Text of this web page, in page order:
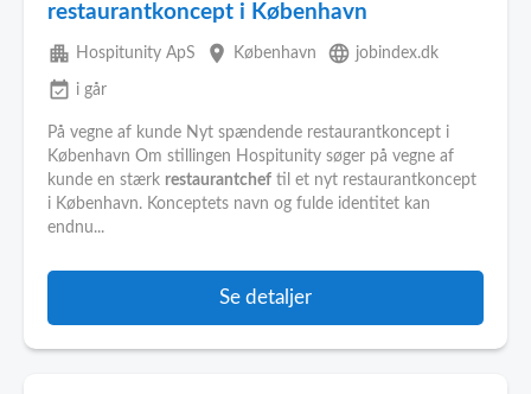
restaurantkoncept i København
apartment Hospitunity ApS place København language jobindex.dk
event_available i går
På vegne af kunde Nyt spændende restaurantkoncept i
København Om stillingen Hospitunity søger på vegne af
kunde en stærk restaurantchef til et nyt restaurantkoncept
i København. Konceptets navn og fulde identitet kan
endnu...
Se detaljer